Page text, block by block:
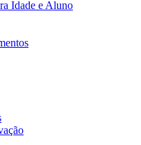
Idade e Aluno